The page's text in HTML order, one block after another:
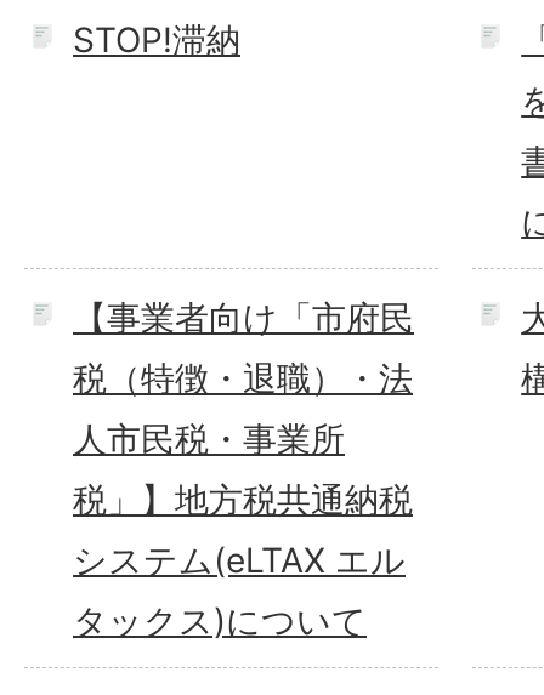
STOP!滞納
【事業者向け「市府民
税（特徴・退職）・法
人市民税・事業所
税」】地方税共通納税
システム(eLTAX エル
タックス)について